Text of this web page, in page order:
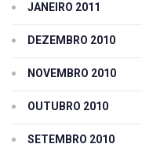
JANEIRO 2011
DEZEMBRO 2010
NOVEMBRO 2010
OUTUBRO 2010
SETEMBRO 2010